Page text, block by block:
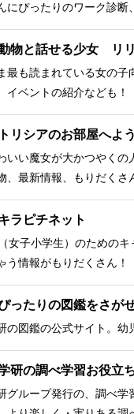
にぴったりのワーク診
物と話せる少女 リ
最も読まれている女の
イベントの紹介なども！
トリシアのお部屋へよ
いい魔女が大かつやく
、最新情報、もりだく
ラピチネット
女子小学生）のための
う情報がもりだくさん！
ったりの図鑑をさが
の図鑑の公式サイト。幼
研の調べ学習お役立
グループ発行の、調べ学